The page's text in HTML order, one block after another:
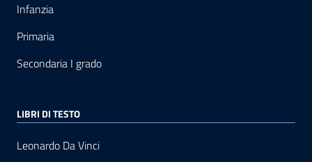
Infanzia
Primaria
Secondaria I grado
LIBRI DI TESTO
Leonardo Da Vinci